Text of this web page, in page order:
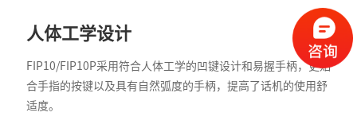
人体工学设计
FIP10/FIP10P采用符合人体工学的凹键设计和易握手柄，更贴
合手指的按键以及具有自然弧度的手柄，提高了话机的使用舒
适度。